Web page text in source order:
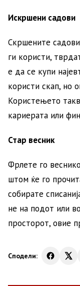
Искршени садови
Скршените
ги користи,
е да се купи
користи скап, но
Користењето
кариерата или
Стар весник
Фрлете го
штом ќе го
собирате
не на подот или
просторот, овие
Сподели: